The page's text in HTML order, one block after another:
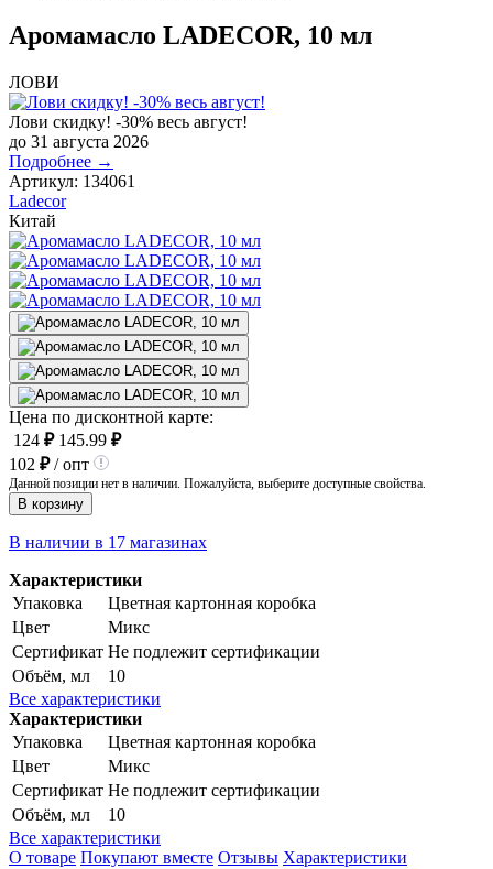
Аромамасло LADECOR, 10 мл
ЛОВИ
Лови скидку! -30% весь август!
до 31 августа 2026
Подробнее →
Артикул: 134061
Ladecor
Китай
Цена по дисконтной карте:
124 ₽ 145.99 ₽
102 ₽/ опт
Данной позиции нет в наличии. Пожалуйста, выберите доступные свойства.
В корзину
В наличии в 17 магазинах
Характеристики
Упаковка
Цветная картонная коробка
Цвет
Микс
Сертификат Не подлежит сертификации
Объём, мл
10
Все характеристики
Характеристики
Упаковка
Цветная картонная коробка
Цвет
Микс
Сертификат Не подлежит сертификации
Объём, мл
10
Все характеристики
О товаре Покупают вместе Отзывы Характеристики